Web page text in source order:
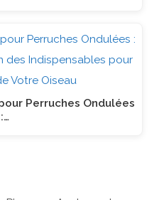
Perruches Ondulées
:…